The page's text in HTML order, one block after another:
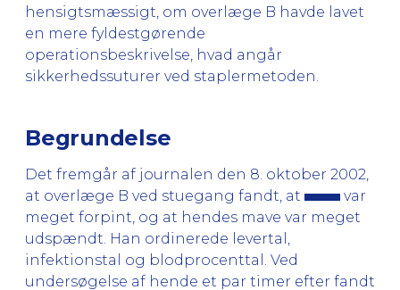
hensigtsmæssigt, om overlæge B havde lavet
en mere fyldestgørende
operationsbeskrivelse, hvad angår
sikkerhedssuturer ved staplermetoden.
Begrundelse
Det fremgår af journalen den 8. oktober 2002,
at overlæge B ved stuegang fandt, at
var
meget forpint, og at hendes mave var meget
udspændt. Han ordinerede levertal,
infektionstal og blodprocenttal. Ved
undersøgelse af hende et par timer efter fandt